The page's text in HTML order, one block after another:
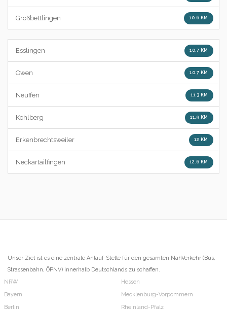
Großbettlingen 10.6 KM
Esslingen 10.7 KM
Owen 10.7 KM
Neuffen 11.3 KM
Kohlberg 11.9 KM
Erkenbrechtsweiler 12 KM
Neckartailfingen 12.6 KM
Unser Ziel ist es eine zentrale Anlauf-Stelle für den gesamten NahVerkehr (Bus,
Strassenbahn, ÖPNV) innerhalb Deutschlands zu schaffen.
NRW
Bayern
Berlin
Hessen
Mecklenburg-Vorpommern
Rheinland-Pfalz